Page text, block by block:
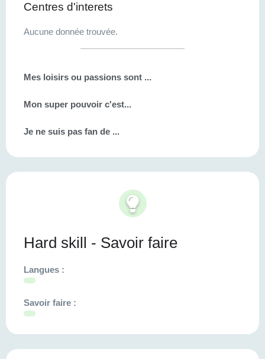
Centres d'interets
Aucune donnée trouvée.
Mes loisirs ou passions sont ...
Mon super pouvoir c'est...
Je ne suis pas fan de ...
Hard skill - Savoir faire
Langues :
Savoir faire :